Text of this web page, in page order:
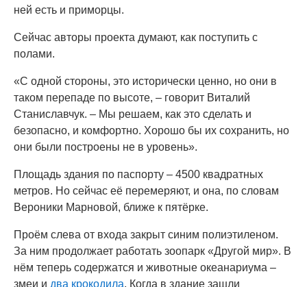
ней есть и приморцы.
Сейчас авторы проекта думают, как поступить с
полами.
«С одной стороны, это исторически ценно, но они в
таком перепаде по высоте, – говорит Виталий
Станиславчук. – Мы решаем, как это сделать и
безопасно, и комфортно. Хорошо бы их сохранить, но
они были построены не в уровень».
Площадь здания по паспорту – 4500 квадратных
метров. Но сейчас её перемеряют, и она, по словам
Вероники Марновой, ближе к пятёрке.
Проём слева от входа закрыт синим полиэтиленом.
За ним продолжает работать зоопарк «Другой мир». В
нём теперь содержатся и животные океанариума –
змеи и два крокодила. Когда в здание зашли